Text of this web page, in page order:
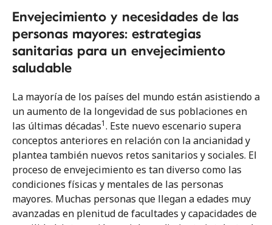
Tema 1
Pérdida de audición relacionada con la
edad: Presbiacusia
Tema 2
Presbivertigo y trastornos del equilibrio
relacionados con la edad
Tema 3
Asociación entre la pérdida de audición
relacionada con la edad y trastornos de
equilibrio
Tema 4
Factores predisponentes vinculados a la
presbiacuisa y a los trastornos del
Envejecimiento y necesidades de las
personas mayores: estrategias
sanitarias para un envejecimiento
saludable
La mayoría de los países del mundo están asistiendo a
un aumento de la longevidad de sus poblaciones en
las últimas décadas1. Este nuevo escenario supera
conceptos anteriores en relación con la ancianidad y
plantea también nuevos retos sanitarios y sociales. El
proceso de envejecimiento es tan diverso como las
condiciones físicas y mentales de las personas
mayores. Muchas personas que llegan a edades muy
avanzadas en plenitud de facultades y capacidades de